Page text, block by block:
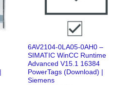
6AV2104-0LA05-0AH0 –
SIMATIC WinCC Runtime
Advanced V15.1 16384
PowerTags (Download) |
Siemens